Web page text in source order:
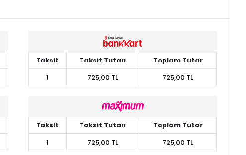
Taksit Taksit Tutarı
Toplam Tutar
1
725,00 TL 725,00 TL
Taksit Taksit Tutarı
Toplam Tutar
1
725,00 TL 725,00 TL